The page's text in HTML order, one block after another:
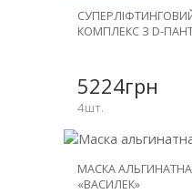
ЗНИЖКА
КОМПЛЕКС З D-
5224грн
4шт.
МАСКА
«ВАСИЛЕК»